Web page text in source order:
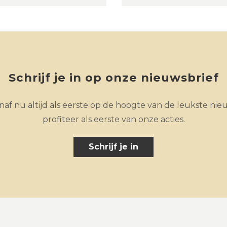
Schrijf je in op onze nieuwsbrief
nu altijd als eerste op de hoogte van de leukste
profiteer als eerste van onze acties.
Schrijf je in